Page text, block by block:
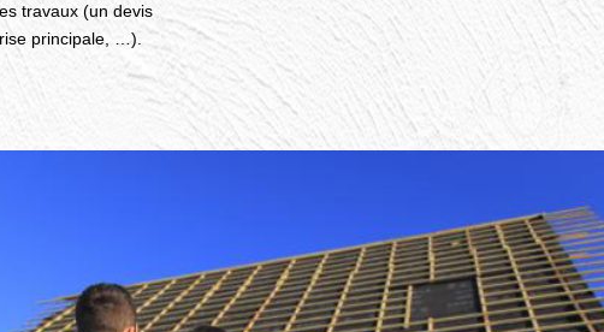
travaux (un devis
principale, …).